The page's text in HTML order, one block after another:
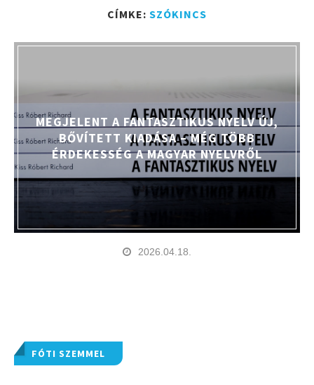
CÍMKE: SZÓKINCS
MEGJELENT A FANTASZTIKUS NYELV ÚJ,
BŐVÍTETT KIADÁSA – MÉG TÖBB
ÉRDEKESSÉG A MAGYAR NYELVRŐL
2026.04.18.
FÓTI SZEMMEL